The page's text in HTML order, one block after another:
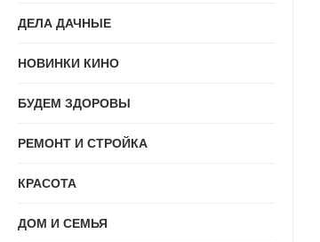
ДЕЛА ДАЧНЫЕ
НОВИНКИ КИНО
БУДЕМ ЗДОРОВЫ
РЕМОНТ И СТРОЙКА
КРАСОТА
ДОМ И СЕМЬЯ